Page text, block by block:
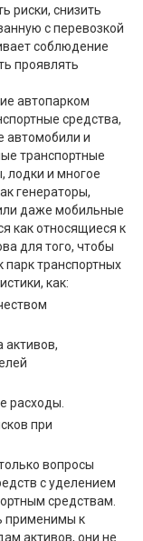
риски, снизить
с перевозкой
соблюдение
проявлять
автопарком
средства,
автомобили и
транспортные
лодки и многое
генераторы,
даже мобильные
как относящиеся к
для того, чтобы
парк транспортных
как:
активов,
расходы.
при
вопросы
с уделением
средствам.
применимы к
активов, они не